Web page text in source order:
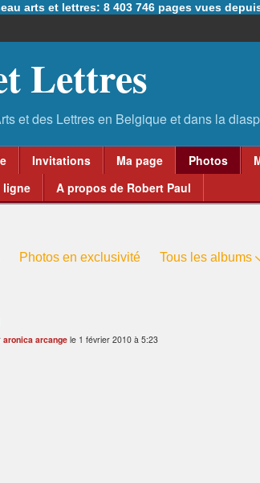
arts et lettres: 8 403 746 pages vues
Lettres
Invitations Ma page Photos
ligne
A propos de Robert Paul
Photos en exclusivité Tous les albums
aronica arcange le 1 février 2010 à 5:23